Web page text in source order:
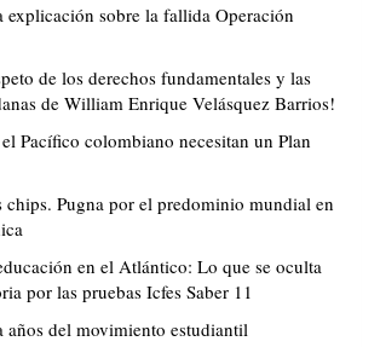
explicación sobre la fallida Operación
de los derechos fundamentales y las
de William Enrique Velásquez Barrios!
Pacífico colombiano necesitan un Plan
chips. Pugna por el predominio mundial en
en el Atlántico: Lo que se oculta
por las pruebas Icfes Saber 11
años del movimiento estudiantil